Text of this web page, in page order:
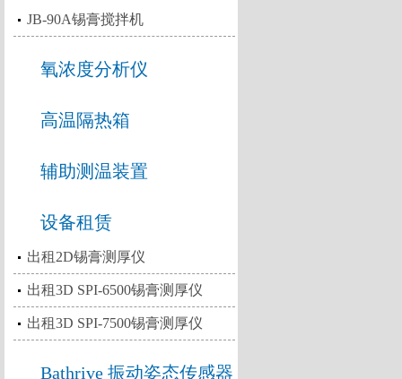
JB-90A锡膏搅拌机
氧浓度分析仪
高温隔热箱
辅助测温装置
设备租赁
出租2D锡膏测厚仪
出租3D SPI-6500锡膏测厚仪
出租3D SPI-7500锡膏测厚仪
Bathrive 振动姿态传感器